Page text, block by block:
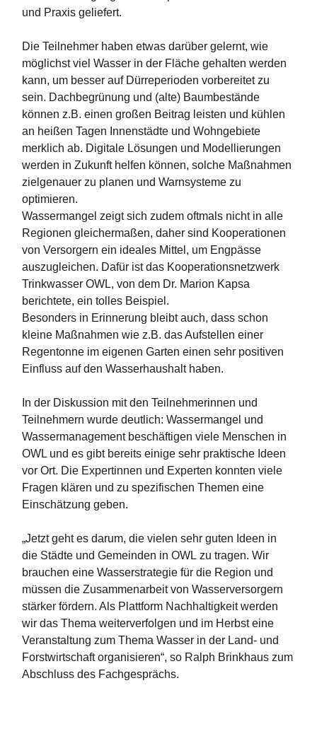
und Praxis geliefert.
Die Teilnehmer haben etwas darüber gelernt, wie
möglichst viel Wasser in der Fläche gehalten werden
kann, um besser auf Dürreperioden vorbereitet zu
sein. Dachbegrünung und (alte) Baumbestände
können z.B. einen großen Beitrag leisten und kühlen
an heißen Tagen Innenstädte und Wohngebiete
merklich ab. Digitale Lösungen und Modellierungen
werden in Zukunft helfen können, solche Maßnahmen
zielgenauer zu planen und Warnsysteme zu
optimieren.
Wassermangel zeigt sich zudem oftmals nicht in alle
Regionen gleichermaßen, daher sind Kooperationen
von Versorgern ein ideales Mittel, um Engpässe
auszugleichen. Dafür ist das Kooperationsnetzwerk
Trinkwasser OWL, von dem Dr. Marion Kapsa
berichtete, ein tolles Beispiel.
Besonders in Erinnerung bleibt auch, dass schon
kleine Maßnahmen wie z.B. das Aufstellen einer
Regentonne im eigenen Garten einen sehr positiven
Einfluss auf den Wasserhaushalt haben.
In der Diskussion mit den Teilnehmerinnen und
Teilnehmern wurde deutlich: Wassermangel und
Wassermanagement beschäftigen viele Menschen in
OWL und es gibt bereits einige sehr praktische Ideen
vor Ort. Die Expertinnen und Experten konnten viele
Fragen klären und zu spezifischen Themen eine
Einschätzung geben.
„Jetzt geht es darum, die vielen sehr guten Ideen in
die Städte und Gemeinden in OWL zu tragen. Wir
brauchen eine Wasserstrategie für die Region und
müssen die Zusammenarbeit von Wasserversorgern
stärker fördern. Als Plattform Nachhaltigkeit werden
wir das Thema weiterverfolgen und im Herbst eine
Veranstaltung zum Thema Wasser in der Land- und
Forstwirtschaft organisieren“, so Ralph Brinkhaus zum
Abschluss des Fachgesprächs.